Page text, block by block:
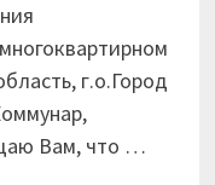
г.о.Город
Вам, что …